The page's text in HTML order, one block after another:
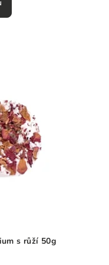
s růží 50g